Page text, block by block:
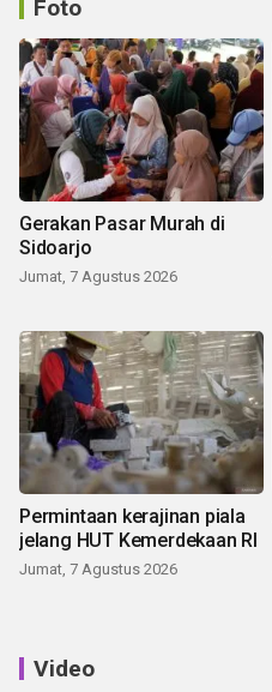
Foto
Gerakan Pasar Murah di
Sidoarjo
Jumat, 7 Agustus 2026
Permintaan kerajinan piala
jelang HUT Kemerdekaan RI
Jumat, 7 Agustus 2026
Video